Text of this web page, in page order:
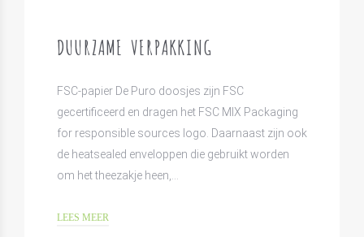
DUURZAME VERPAKKING
FSC-papier De Puro doosjes zijn FSC
gecertificeerd en dragen het FSC MIX Packaging
for responsible sources logo. Daarnaast zijn ook
de heatsealed enveloppen die gebruikt worden
om het theezakje heen,…
LEES MEER